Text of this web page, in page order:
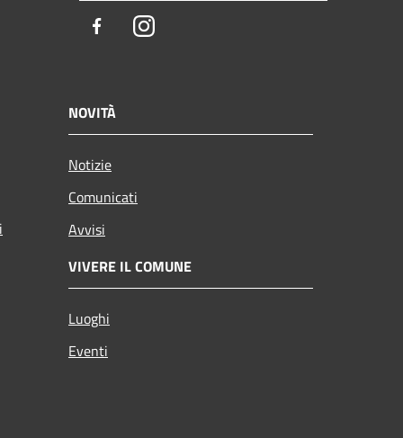
FacebookInstagram
NOVITÀ
Notizie
Comunicati
Avvisi
VIVERE IL COMUNE
Luoghi
Eventi